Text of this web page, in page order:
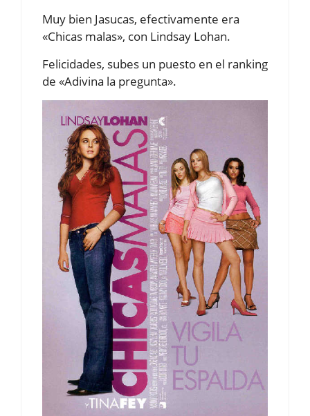
Muy bien Jasucas, efectivamente era
«Chicas malas», con Lindsay Lohan.
Felicidades, subes un puesto en el ranking
de «Adivina la pregunta».